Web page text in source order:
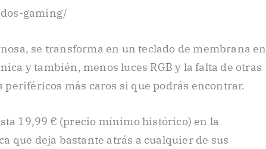
gaming/
se transforma en un teclado de membrana en
y también, menos luces RGB y la falta de otras
periféricos más caros si que podrás encontrar.
19,99 € (precio mínimo histórico) en la
que deja bastante atrás a cualquier de sus